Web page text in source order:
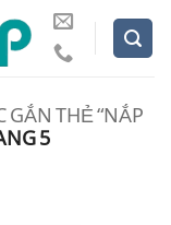
THẺ “NẮP
5